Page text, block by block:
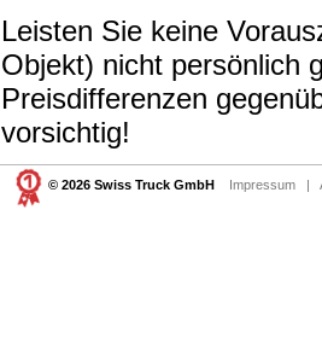
Leisten Sie keine
Objekt) nicht persönlich
Preisdifferenzen
vorsichtig!
© 2026 Swiss Truck GmbH Impressum |